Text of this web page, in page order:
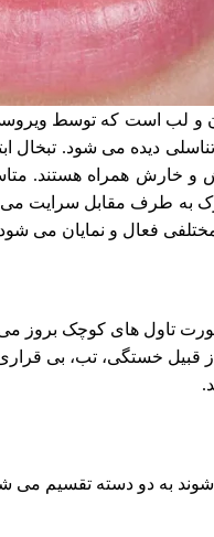
و لب است که توسط
تناسلی دیده می شود.
و خارش همراه هستند.
به طرف مقابل سرایت
فعال و نمایان می
صورت تاول های کوچک
خستگی، تب، بی قراری
شوند به دو دسته تقسیم می